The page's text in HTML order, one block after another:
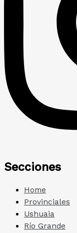
Secciones
Home
Provinciales
Ushuaia
Río Grande